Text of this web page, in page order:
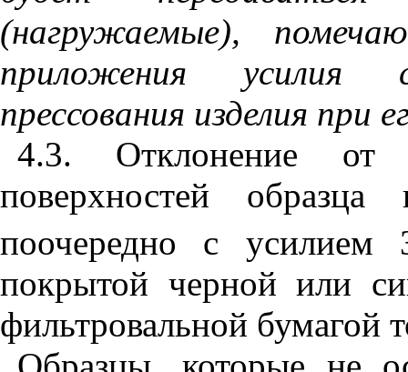
(нагружаемые),
приложения усилия
прессования изделия при
4.3. Отклонение от
поверхностей
поочередно с усилием
покрытой черной или
фильтровальной